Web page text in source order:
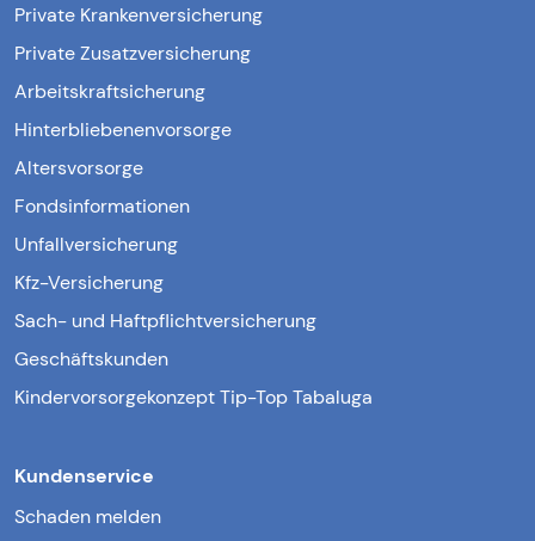
Private Krankenversicherung
Private Zusatzversicherung
Arbeitskraftsicherung
Hinterbliebenenvorsorge
Altersvorsorge
Fondsinformationen
Unfallversicherung
Kfz-Versicherung
Sach- und Haftpflichtversicherung
Geschäftskunden
Kindervorsorgekonzept Tip-Top Tabaluga
Kundenservice
Schaden melden